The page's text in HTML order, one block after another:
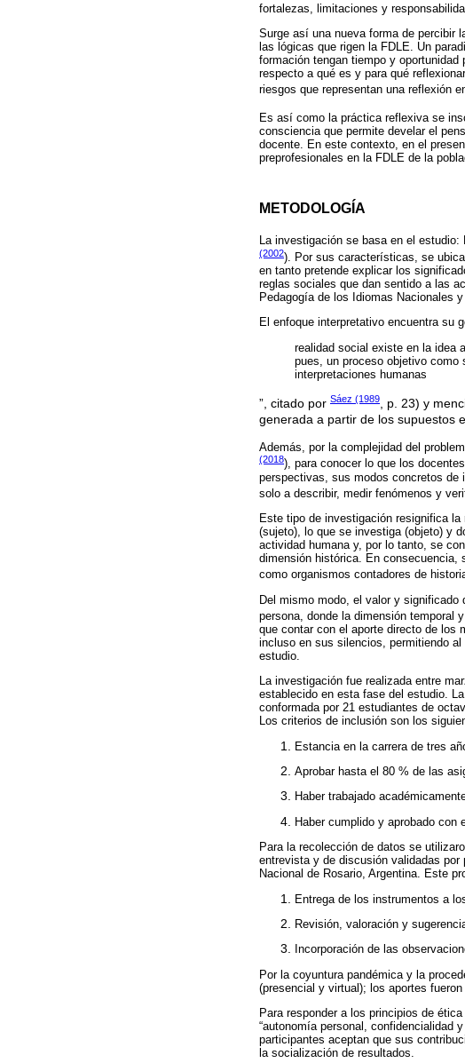
fortalezas, limitaciones y
Surge así una nueva forma de percibir
las lógicas que rigen la FDLE. Un
formación tengan tiempo y oportunidad
respecto a qué es y para qué
riesgos que representan una reflexión
Es así como la práctica reflexiva se
consciencia que permite develar el
docente. En este contexto, en el
preprofesionales en la FDLE de la
METODOLOGÍA
La investigación se basa en el
(2002). Por sus características, se
en tanto pretende explicar los
reglas sociales que dan sentido a las
Pedagogía de los Idiomas Nacionales
El enfoque interpretativo encuentra su
realidad social existe en la idea
pues, un proceso objetivo como
interpretaciones humanas
”, citado por Sáez (1989 , p. 23) y
generada a partir de los supuestos
Además, por la complejidad del
(2018), para conocer lo que los
perspectivas, sus modos concretos de
solo a describir, medir fenómenos y
Este tipo de investigación resignifica
(sujeto), lo que se investiga (objeto) y
actividad humana y, por lo tanto, se
dimensión histórica. En consecuencia,
como organismos contadores de
Del mismo modo, el valor y significado
persona, donde la dimensión temporal
que contar con el aporte directo de los
incluso en sus silencios, permitiendo
estudio.
La investigación fue realizada entre
establecido en esta fase del estudio.
conformada por 21 estudiantes de
Los criterios de inclusión son los
Estancia en la carrera de tres
Aprobar hasta el 80 % de las
Haber trabajado
Haber cumplido y aprobado con
Para la recolección de datos se
entrevista y de discusión validadas por
Nacional de Rosario, Argentina. Este
Entrega de los instrumentos a
Revisión, valoración y
Incorporación de las
Por la coyuntura pandémica y la
(presencial y virtual); los aportes
Para responder a los principios de
“autonomía personal, confidencialidad
participantes aceptan que sus
la socialización de resultados.